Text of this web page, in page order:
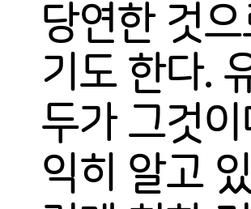
당연한 것
기도 한다.
두가 그것이
익히 알고